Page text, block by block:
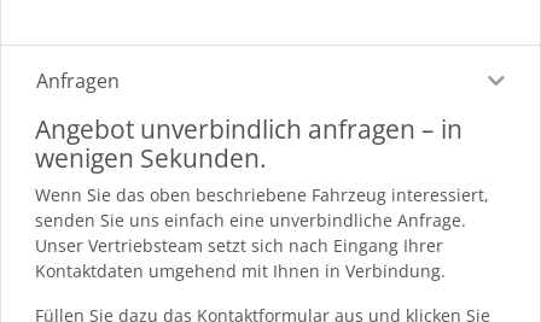
Anfragen
Angebot unverbindlich anfragen – in
wenigen Sekunden.
Wenn Sie das oben beschriebene Fahrzeug interessiert,
senden Sie uns einfach eine unverbindliche Anfrage.
Unser Vertriebsteam setzt sich nach Eingang Ihrer
Kontaktdaten umgehend mit Ihnen in Verbindung.
Füllen Sie dazu das Kontaktformular aus und klicken Sie